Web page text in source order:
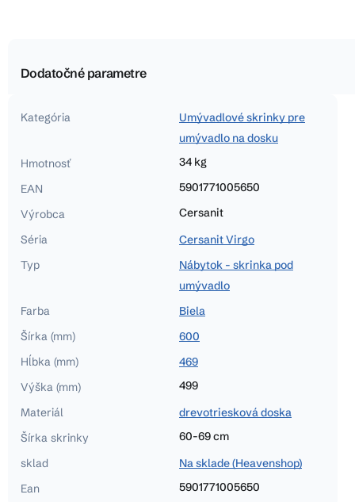
Dodatočné parametre
Kategória
Umývadlové skrinky pre
umývadlo na dosku
Hmotnosť
34 kg
EAN
5901771005650
Výrobca
Cersanit
Séria
Cersanit Virgo
Typ
Nábytok - skrinka pod
umývadlo
Farba
Biela
Šírka (mm)
600
Hĺbka (mm)
469
Výška (mm)
499
Materiál
drevotriesková doska
Šírka skrinky
60-69 cm
sklad
Na sklade (Heavenshop)
Ean
5901771005650